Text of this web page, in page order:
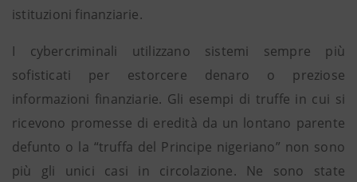
istituzioni finanziarie.
I cybercriminali utilizzano sistemi sempre più
sofisticati per estorcere denaro o preziose
informazioni finanziarie. Gli esempi di truffe in cui si
ricevono promesse di eredità da un lontano parente
defunto o la “truffa del Principe nigeriano” non sono
più gli unici casi in circolazione. Ne sono state